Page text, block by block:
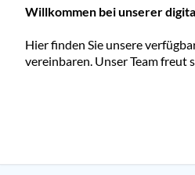
Willkommen bei unserer
Hier finden Sie unsere
vereinbaren. Unser Team freut